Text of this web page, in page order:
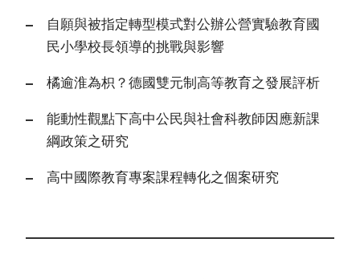
自願與被指定轉型模式對公辦公營實驗教育國
民小學校長領導的挑戰與影響
橘逾淮為枳？德國雙元制高等教育之發展評析
能動性觀點下高中公民與社會科教師因應新課
綱政策之研究
高中國際教育專案課程轉化之個案研究